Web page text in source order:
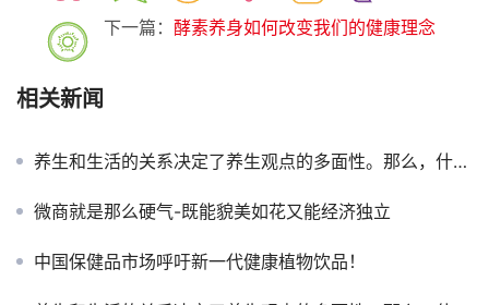
下一篇： 酵素养身如何改变我们的健康理念
相关新闻
养生和生活的关系决定了养生观点的多面性。那么，什么是养生？为什么要养生？如何养生？ 什么是养生？
微商就是那么硬气-既能貌美如花又能经济独立
中国保健品市场呼吁新一代健康植物饮品！